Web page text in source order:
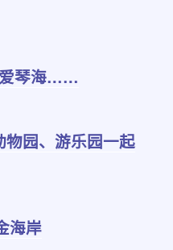
爱琴海……
物园、游乐园一起
海岸